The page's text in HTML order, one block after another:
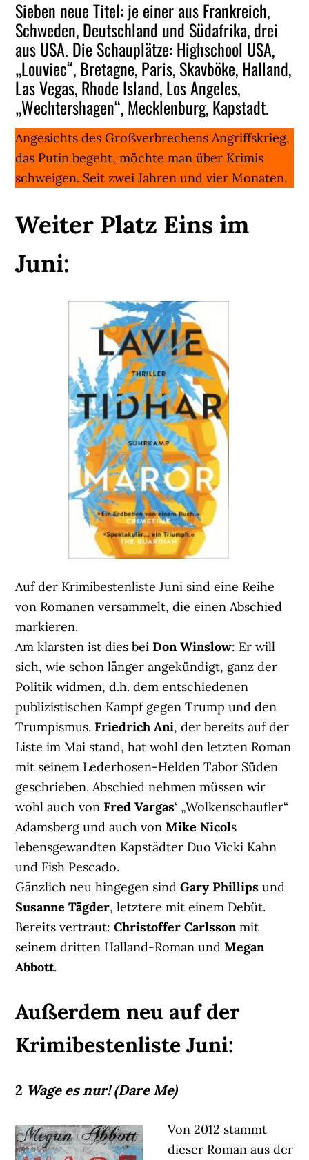
Sieben neue Titel: je einer aus Frankreich,
Schweden, Deutschland und Südafrika, drei
aus USA. Die Schauplätze: Highschool USA,
„Louviec“, Bretagne, Paris, Skavböke, Halland,
Las Vegas, Rhode Island, Los Angeles,
„Wechtershagen“, Mecklenburg, Kapstadt.
Angesichts des Großverbrechens Angriffskrieg,
das Putin begeht, möchte man über Krimis
schweigen. Seit zwei Jahren und vier Monaten.
Weiter Platz Eins im
Juni:
Auf der Krimibestenliste Juni sind eine Reihe
von Romanen versammelt, die einen Abschied
markieren.
Am klarsten ist dies beiDon Winslow: Er will
sich, wie schon länger angekündigt, ganz der
Politik widmen, d.h. dem entschiedenen
publizistischen Kampf gegen Trump und den
Trumpismus.Friedrich Ani, der bereits auf der
Liste im Mai stand, hat wohl den letzten Roman
mit seinem Lederhosen-Helden Tabor Süden
geschrieben. Abschied nehmen müssen wir
wohl auch vonFred Vargas‘ „Wolkenschaufler“
Adamsberg und auch vonMike Nicols
lebensgewandten Kapstädter Duo Vicki Kahn
und Fish Pescado.
Gänzlich neu hingegen sindGary Phillips und
Susanne Tägder, letztere mit einem Debüt.
Bereits vertraut:Christoffer Carlssonmit
seinem dritten Halland-Roman undMegan
Abbott.
Außerdem neu auf der
Krimibestenliste Juni:
2 Wage es nur! (Dare Me)
Von 2012 stammt
dieser Roman aus der